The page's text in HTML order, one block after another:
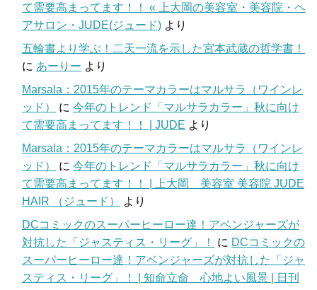
て需要高まってます！！ « 上大岡の美容室・美容院・ヘ
アサロン・JUDE(ジュード) より
五輪書より学ぶ！二天一流を示した宮本武蔵の哲学書！
に あーりー より
Marsala：2015年のテーマカラーはマルサラ（ワインレ
ッド）
に 今年のトレンド「マルサラカラー」秋に向け
て需要高まってます！！ | JUDE より
Marsala：2015年のテーマカラーはマルサラ（ワインレ
ッド）
に 今年のトレンド「マルサラカラー」秋に向け
て需要高まってます！！ | 上大岡 美容室 美容院 JUDE
HAIR （ジュード）
より
DCコミックのスーパーヒーロー達！アベンジャーズが
対抗した「ジャスティス・リーグ」！
に DCコミックの
スーパーヒーロー達！アベンジャーズが対抗した「ジャ
スティス・リーグ」！ | 知命立命 心地よい風景 | 日刊